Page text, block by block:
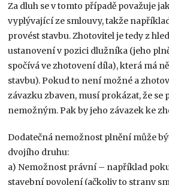
Za dluh se v tomto případě považuje
vyplývající ze smlouvy, takže
provést stavbu. Zhotovitel je tedy z
ustanovení v pozici dlužníka (jeho
spočívá ve zhotovení díla), která má
stavbu). Pokud to není možné a
závazku zbaven, musí prokázat, že se
nemožným. Pak by jeho závazek ke
Dodatečná nemožnost plnění může
dvojího druhu:
a) Nemožnost právní – například
stavební povolení (ačkoliv to strany